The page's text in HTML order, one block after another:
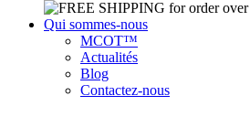
Qui sommes-nous
MCOT™
Actualités
Blog
Contactez-nous